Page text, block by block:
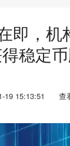
即，
稳定
19 15:13:51 查